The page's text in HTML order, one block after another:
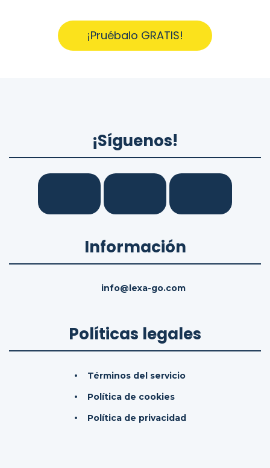
¡Pruébalo GRATIS!
¡Síguenos!
Información
info@lexa-go.com
Políticas legales
Términos del servicio
Política de cookies
Política de privacidad